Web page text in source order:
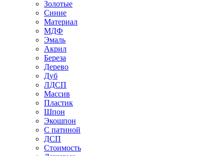
Золотые
Синие
Материал
МДФ
Эмаль
Акрил
Береза
Дерево
Дуб
ЛДСП
Массив
Пластик
Шпон
Экошпон
С патиной
ДСП
Стоимость